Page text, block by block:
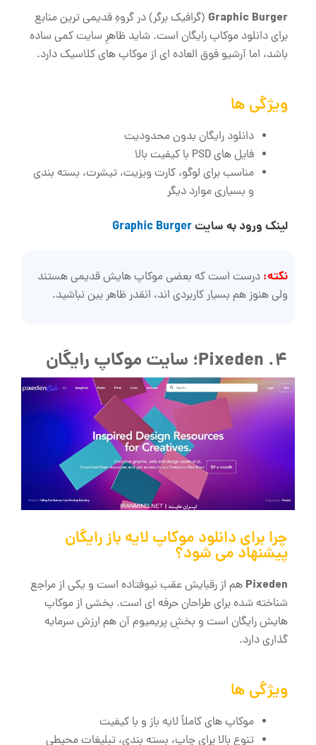
Graphic Burger(گرافیک ‌برگر) در گروهِ قدیمی ‌ترین منابع
برای دانلود موکاپ رایگان است. شاید ظاهرِ سایت کمی ساده
باشد، اما آرشیو فوق ‌العاده ‌ای از موکاپ ‌های کلاسیک دارد.
ویژگی ‌ها
دانلود رایگان بدون محدودیت
فایل‌ های PSD با کیفیت بالا
مناسب برای لوگو، کارت ویزیت، تیشرت، بسته ‌بندی
و بسیاری موارد دیگر
لینک ورود به سایتGraphic Burger
نکته:درست است که بعضی موکاپ ‌هایش قدیمی هستند
ولی هنوز هم بسیار کاربردی‌ اند، انقدر ظاهر بین نباشید.
4. Pixeden؛ سایت موکاپ رایگان
چرا برای دانلود موکاپ لایه باز رایگان
پیشنهاد می‌ شود؟
Pixedenهم از رقبایش عقب نیوفتاده است و یکی از مراجع
شناخته‌ شده برای طراحان حرفه‌ ای است. بخشی از موکاپ
‌هایش رایگان است و بخشِ پریمیوم آن هم ارزش سرمایه‌
گذاری دارد.
ویژگی ‌ها
موکاپ ‌های کاملاً لایه ‌باز و با کیفیت
تنوع بالا برای چاپ، بسته‌ بندی، تبلیغات محیطی